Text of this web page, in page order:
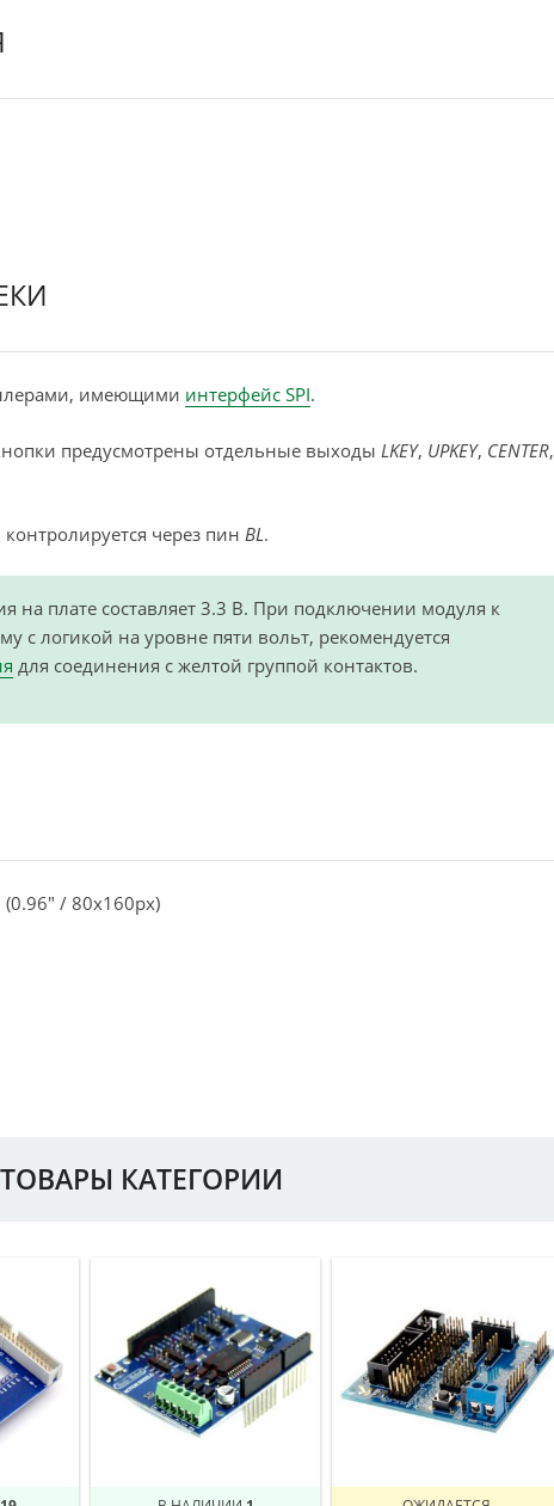
имеющими интерфейс SPI.
предусмотрены отдельные выходы LKEY, UPKEY, CENTER,
через пин BL.
на плате составляет 3.3 В. При подключении модуля к
с логикой на уровне пяти вольт, рекомендуется
для соединения с желтой группой контактов.
/ 80x160px)
КАТЕГОРИИ